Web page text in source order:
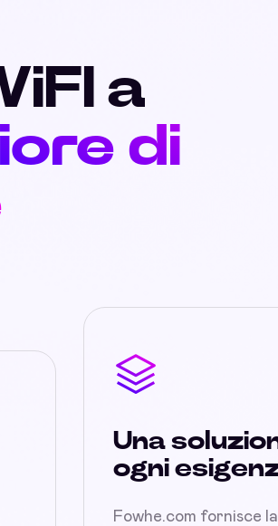
a
di
Una
ogni
Fowhe.com fornisce